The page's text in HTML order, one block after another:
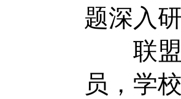
题深入
联盟
员，学